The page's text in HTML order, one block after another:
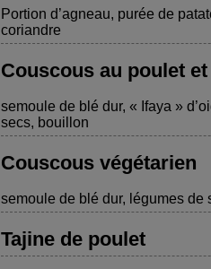
Portion d’agneau, purée de
coriandre
Couscous au poulet
semoule de blé dur, « Ifaya »
secs, bouillon
Couscous végétarien
semoule de blé dur, légumes de
Tajine de poulet